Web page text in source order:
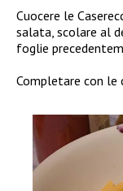
Cuocere le
salata, scolare al
foglie
Completare con le